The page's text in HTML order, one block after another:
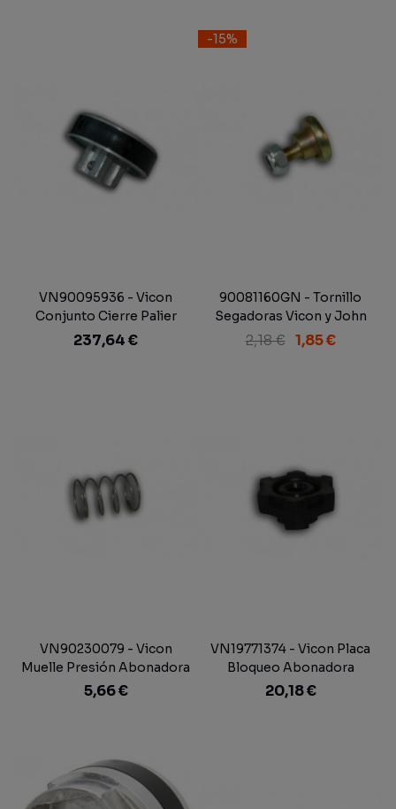
VN90095936 - Vicon
Conjunto Cierre Palier
Abonadora
237,64 €
-15%
90081160GN - Tornillo
Segadoras Vicon y John
Deere
2,18 € 1,85 €
VN90230079 - Vicon
Muelle Presión Abonadora
5,66 €
VN19771374 - Vicon Placa
Bloqueo Abonadora
20,18 €